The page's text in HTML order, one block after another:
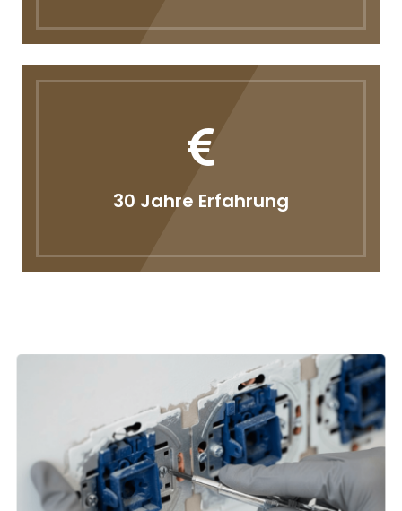
30 Jahre Erfahrung